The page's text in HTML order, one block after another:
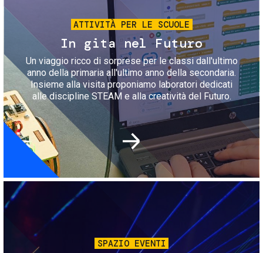
ATTIVITÀ PER LE SCUOLE
In gita nel Futuro
Un viaggio ricco di sorprese per le classi dall'ultimo
anno della primaria all'ultimo anno della secondaria.
Insieme alla visita proponiamo laboratori dedicati
alle discipline STEAM e alla creatività del Futuro.
Immagine
SPAZIO EVENTI